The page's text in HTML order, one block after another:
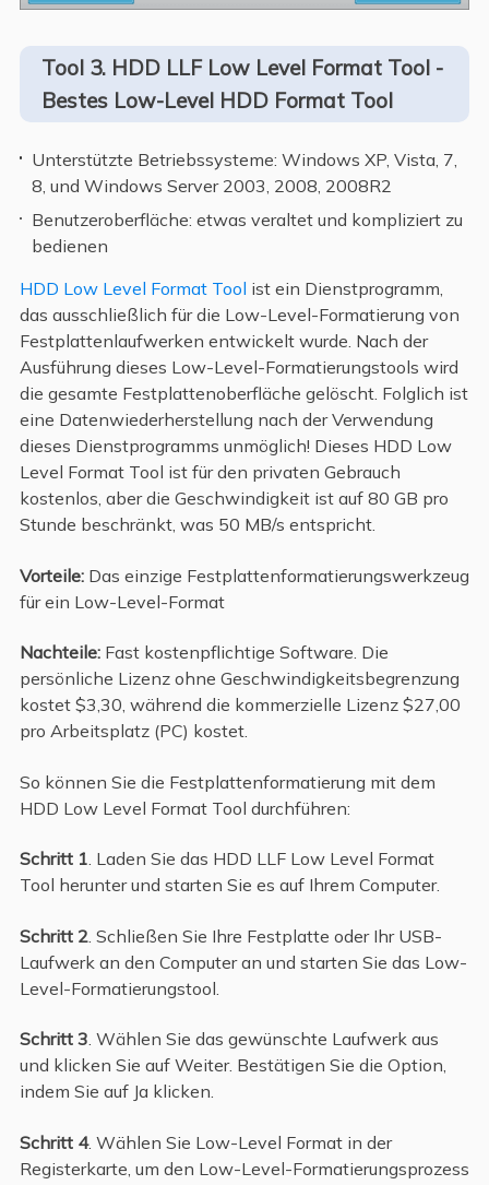
Tool 3. HDD LLF Low Level Format Tool -
Bestes Low-Level HDD Format Tool
Unterstützte Betriebssysteme: Windows XP, Vista, 7,
8, und Windows Server 2003, 2008, 2008R2
Benutzeroberfläche: etwas veraltet und kompliziert zu
bedienen
HDD Low Level Format Tool ist ein Dienstprogramm,
das ausschließlich für die Low-Level-Formatierung von
Festplattenlaufwerken entwickelt wurde. Nach der
Ausführung dieses Low-Level-Formatierungstools wird
die gesamte Festplattenoberfläche gelöscht. Folglich ist
eine Datenwiederherstellung nach der Verwendung
dieses Dienstprogramms unmöglich! Dieses HDD Low
Level Format Tool ist für den privaten Gebrauch
kostenlos, aber die Geschwindigkeit ist auf 80 GB pro
Stunde beschränkt, was 50 MB/s entspricht.
Vorteile:Das einzige Festplattenformatierungswerkzeug
für ein Low-Level-Format
Nachteile:Fast kostenpflichtige Software. Die
persönliche Lizenz ohne Geschwindigkeitsbegrenzung
kostet $3,30, während die kommerzielle Lizenz $27,00
pro Arbeitsplatz (PC) kostet.
So können Sie die Festplattenformatierung mit dem
HDD Low Level Format Tool durchführen:
Schritt 1. Laden Sie das HDD LLF Low Level Format
Tool herunter und starten Sie es auf Ihrem Computer.
Schritt 2. Schließen Sie Ihre Festplatte oder Ihr USB-
Laufwerk an den Computer an und starten Sie das Low-
Level-Formatierungstool.
Schritt 3. Wählen Sie das gewünschte Laufwerk aus
und klicken Sie auf Weiter. Bestätigen Sie die Option,
indem Sie auf Ja klicken.
Schritt 4. Wählen Sie Low-Level Format in der
Registerkarte, um den Low-Level-Formatierungsprozess